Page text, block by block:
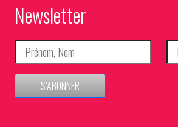
Newsletter
S’ABONNER